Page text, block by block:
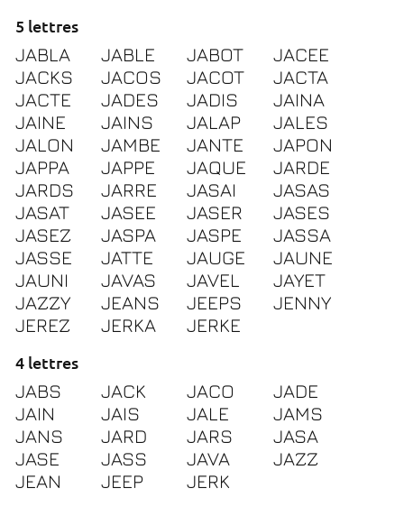
5 lettres
JABLA JABLE JABOT
JACEE
JACKS
JACOS JACOT
JACTA
JACTE
JADES JADIS
JAINA
JAINE
JAINS JALAP
JALES
JALON
JAMBE JANTE
JAPON
JAPPA
JAPPE JAQUE
JARDE
JARDS
JARRE JASAI
JASAS
JASAT
JASEE JASER
JASES
JASEZ
JASPA JASPE
JASSA
JASSE
JATTE JAUGE
JAUNE
JAUNI
JAVAS JAVEL
JAYET
JAZZY
JEANS JEEPS
JENNY
JEREZ
JERKA JERKE
4 lettres
JABS JACK JACO
JADE
JAIN
JAIS JALE
JAMS
JANS
JARD JARS
JASA
JASE
JASS JAVA
JAZZ
JEAN
JEEP JERK